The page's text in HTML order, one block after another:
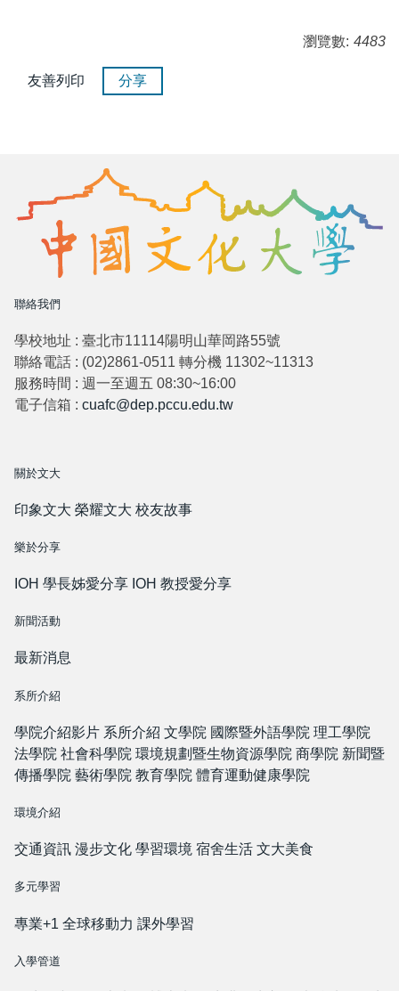
瀏覽數: 4483
友善列印 分享
聯絡我們
學校地址 : 臺北市11114陽明山華岡路55號
聯絡電話 : (02)2861-0511 轉分機 11302~11313
服務時間 : 週一至週五 08:30~16:00
電子信箱 : cuafc@dep.pccu.edu.tw
關於文大
印象文大 榮耀文大 校友故事
樂於分享
IOH 學長姊愛分享 IOH 教授愛分享
新聞活動
最新消息
系所介紹
學院介紹影片 系所介紹 文學院 國際暨外語學院 理工學院
法學院 社會科學院 環境規劃暨生物資源學院 商學院 新聞暨
傳播學院 藝術學院 教育學院 體育運動健康學院
環境介紹
交通資訊 漫步文化 學習環境 宿舍生活 文大美食
多元學習
專業+1 全球移動力 課外學習
入學管道